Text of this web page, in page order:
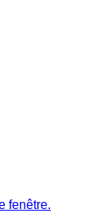
fenêtre.